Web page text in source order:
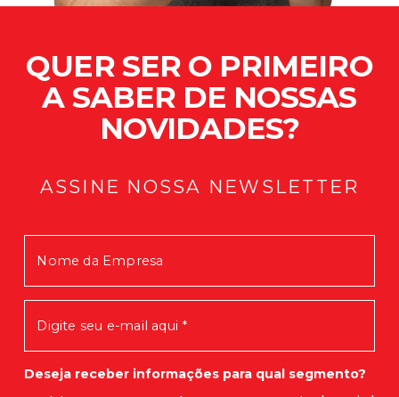
QUER SER O PRIMEIRO
A SABER DE NOSSAS
NOVIDADES?
ASSINE NOSSA NEWSLETTER
Deseja receber informações para qual segmento?
Mensagem enviada com Sucesso!
Em breve você receberá nossas